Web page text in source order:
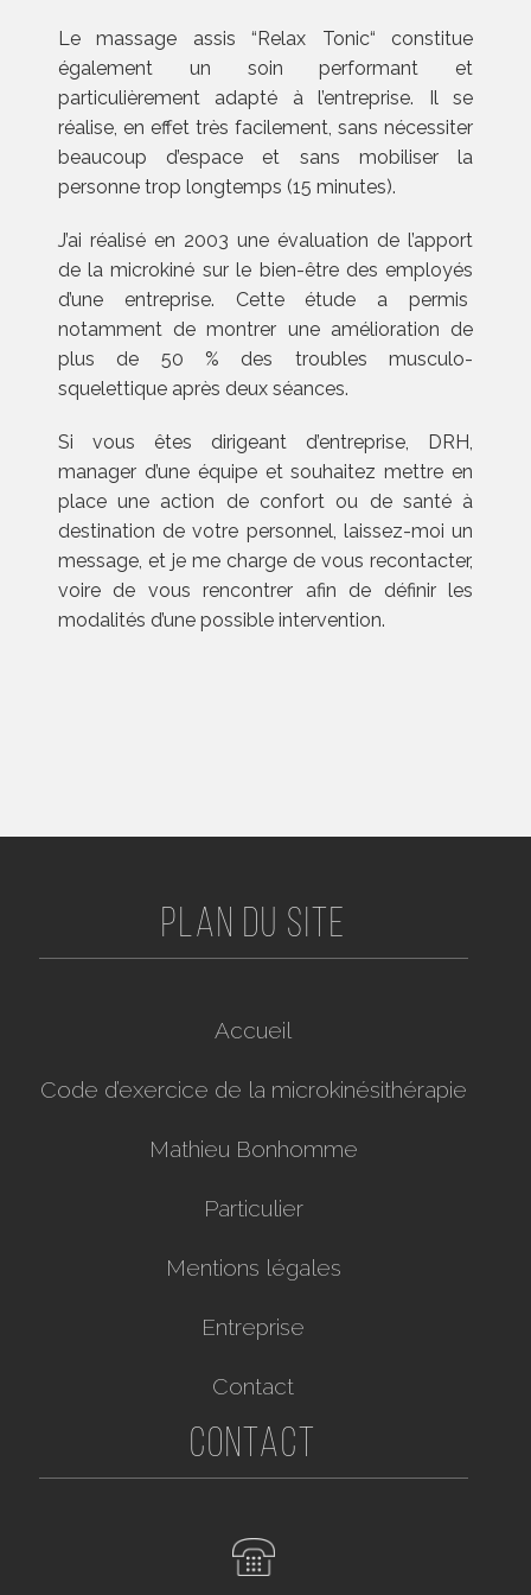
Le massage assis “Relax Tonic“ constitue
également un soin performant et
particulièrement adapté à l’entreprise. Il se
réalise, en effet très facilement, sans nécessiter
beaucoup d’espace et sans mobiliser la
personne trop longtemps (15 minutes).
J’ai réalisé en 2003 une évaluation de l’apport
de la microkiné sur le bien-être des employés
d’une entreprise. Cette étude a permis
notamment de montrer une amélioration de
plus de 50 % des troubles musculo-
squelettique après deux séances.
Si vous êtes dirigeant d’entreprise, DRH,
manager d’une équipe et souhaitez mettre en
place une action de confort ou de santé à
destination de votre personnel, laissez-moi un
message, et je me charge de vous recontacter,
voire de vous rencontrer afin de définir les
modalités d’une possible intervention.
Plan du site
Accueil
Code d’exercice de la microkinésithérapie
Mathieu Bonhomme
Particulier
Mentions légales
Entreprise
Contact
Contact